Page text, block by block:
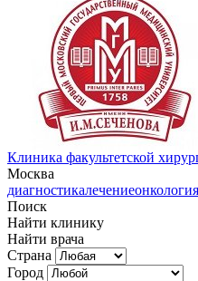
Клиника факультетской
Москва
диагностикалечениеонкология
Поиск
Найти клинику
Найти врача
Страна
Город